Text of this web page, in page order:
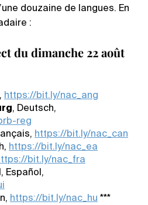
douzaine de langues. En
:
du dimanche 22 août
https://bit.ly/nac_ang
, Deutsch,
reg
https://bit.ly/nac_can
https://bit.ly/nac_ea
bit.ly/nac_fra
, Español,
https://bit.ly/nac_hu ***